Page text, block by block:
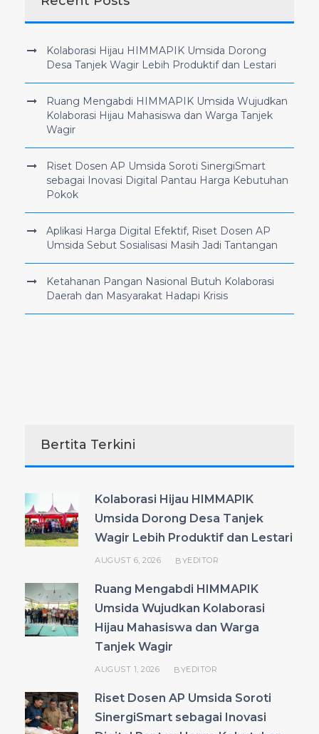
Kolaborasi Hijau HIMMAPIK Umsida Dorong
Desa Tanjek Wagir Lebih Produktif dan Lestari
Ruang Mengabdi HIMMAPIK Umsida Wujudkan
Kolaborasi Hijau Mahasiswa dan Warga Tanjek
Wagir
Riset Dosen AP Umsida Soroti SinergiSmart
sebagai Inovasi Digital Pantau Harga Kebutuhan
Pokok
Aplikasi Harga Digital Efektif, Riset Dosen AP
Umsida Sebut Sosialisasi Masih Jadi Tantangan
Ketahanan Pangan Nasional Butuh Kolaborasi
Daerah dan Masyarakat Hadapi Krisis
Bertita Terkini
Kolaborasi Hijau HIMMAPIK
Umsida Dorong Desa Tanjek
Wagir Lebih Produktif dan Lestari
AUGUST 6, 2026 BYEDITOR
Ruang Mengabdi HIMMAPIK
Umsida Wujudkan Kolaborasi
Hijau Mahasiswa dan Warga
Tanjek Wagir
AUGUST 1, 2026 BYEDITOR
Riset Dosen AP Umsida Soroti
SinergiSmart sebagai Inovasi